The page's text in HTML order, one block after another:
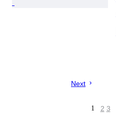
Next
1 2 3